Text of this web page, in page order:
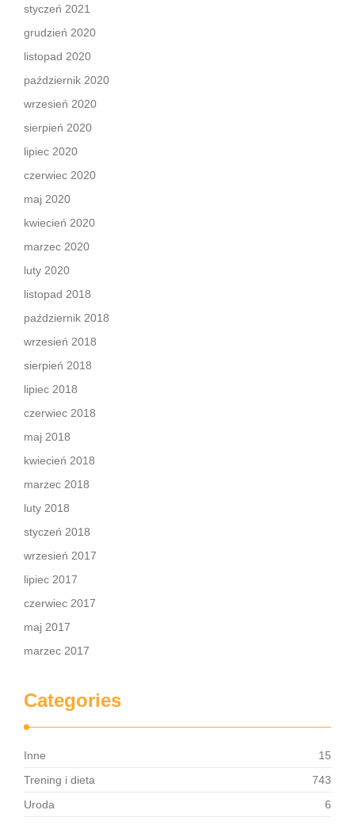
styczeń 2021
grudzień 2020
listopad 2020
październik 2020
wrzesień 2020
sierpień 2020
lipiec 2020
czerwiec 2020
maj 2020
kwiecień 2020
marzec 2020
luty 2020
listopad 2018
październik 2018
wrzesień 2018
sierpień 2018
lipiec 2018
czerwiec 2018
maj 2018
kwiecień 2018
marzec 2018
luty 2018
styczeń 2018
wrzesień 2017
lipiec 2017
czerwiec 2017
maj 2017
marzec 2017
Categories
Inne
15
Trening i dieta
743
Uroda
6